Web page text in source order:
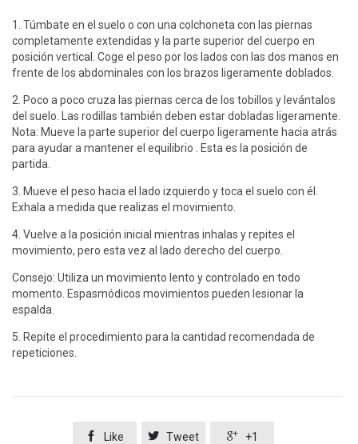
1. Túmbate en el suelo o con una colchoneta con las piernas
completamente extendidas y la parte superior del cuerpo en
posición vertical. Coge el peso por los lados con las dos manos en
frente de los abdominales con los brazos ligeramente doblados.
2. Poco a poco cruza las piernas cerca de los tobillos y levántalos
del suelo. Las rodillas también deben estar dobladas ligeramente.
Nota: Mueve la parte superior del cuerpo ligeramente hacia atrás
para ayudar a mantener el equilibrio . Esta es la posición de
partida.
3. Mueve el peso hacia el lado izquierdo y toca el suelo con él.
Exhala a medida que realizas el movimiento.
4. Vuelve a la posición inicial mientras inhalas y repites el
movimiento, pero esta vez al lado derecho del cuerpo.
Consejo: Utiliza un movimiento lento y controlado en todo
momento. Espasmódicos movimientos pueden lesionar la
espalda.
5. Repite el procedimiento para la cantidad recomendada de
repeticiones.
 Like  Tweet  +1